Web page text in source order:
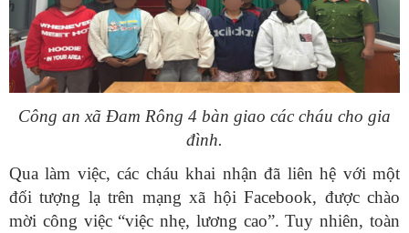
Công an xã Đam Rông 4 bàn giao các cháu cho gia
đình.
Qua làm việc, các cháu khai nhận đã liên hệ với một
đối tượng lạ trên mạng xã hội Facebook, được chào
mời công việc “việc nhẹ, lương cao”. Tuy nhiên, toàn